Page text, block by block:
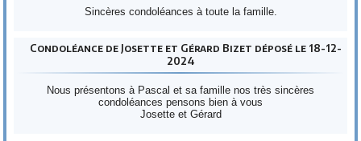
Sincères condoléances à toute la famille.
Condoléance de Josette et Gérard Bizet déposé le 18-12-
2024
Nous présentons à Pascal et sa famille nos très sincères
condoléances pensons bien à vous
Josette et Gérard